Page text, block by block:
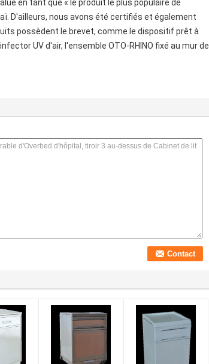
en tant que « le produit le plus populaire de
D'ailleurs, nous avons été certifiés et également
possèdent le brevet, comme le dispositif prêt à
UV d'air, l'ensemble OTO-RHINO fixé au mur de